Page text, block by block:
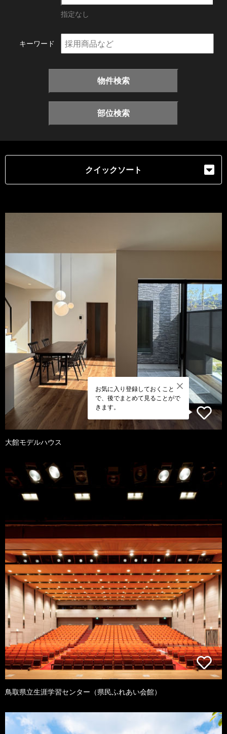
指定なし
キーワード
物件検索
部位検索
クイックソート
お気に入り登録しておくこと
で、後でまとめて見ることがで
きます。
大館モデルハウス
鳥取県立生涯学習センター（県民ふれあい会館）